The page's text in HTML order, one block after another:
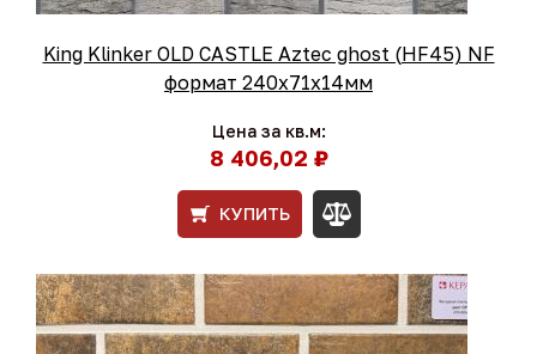
King Klinker OLD CASTLE Aztec ghost (HF45) NF
формат 240x71x14мм
Цена за кв.м:
8 406,02 ₽
КУПИТЬ